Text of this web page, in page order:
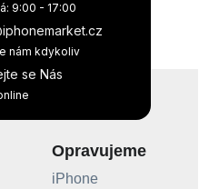
9:00 - 17:00
nám kdykoliv
se Nás
Opravujeme
iPhone